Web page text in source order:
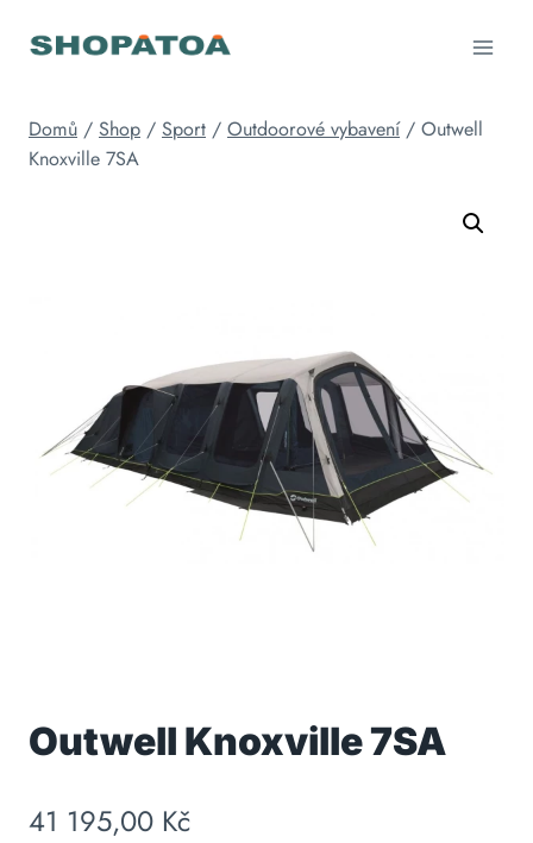
Domů / Shop / Sport / Outdoorové vybavení / Outwell
Knoxville 7SA
Outwell Knoxville 7SA
41 195,00 Kč